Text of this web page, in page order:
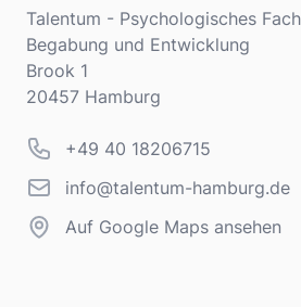
Adresse
Talentum - Psychologisches
Begabung und Entwicklung
Brook 1
20457 Hamburg
Telefonnummer
+49 40 18206715
info@talentum-hamburg.de
info@talentum-hamburg.de
Auf Google Maps ansehen